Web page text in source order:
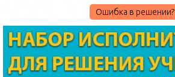
Ошибка в решении?